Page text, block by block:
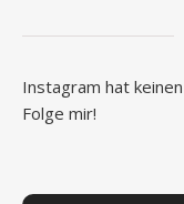
Instagram hat
Folge mir!